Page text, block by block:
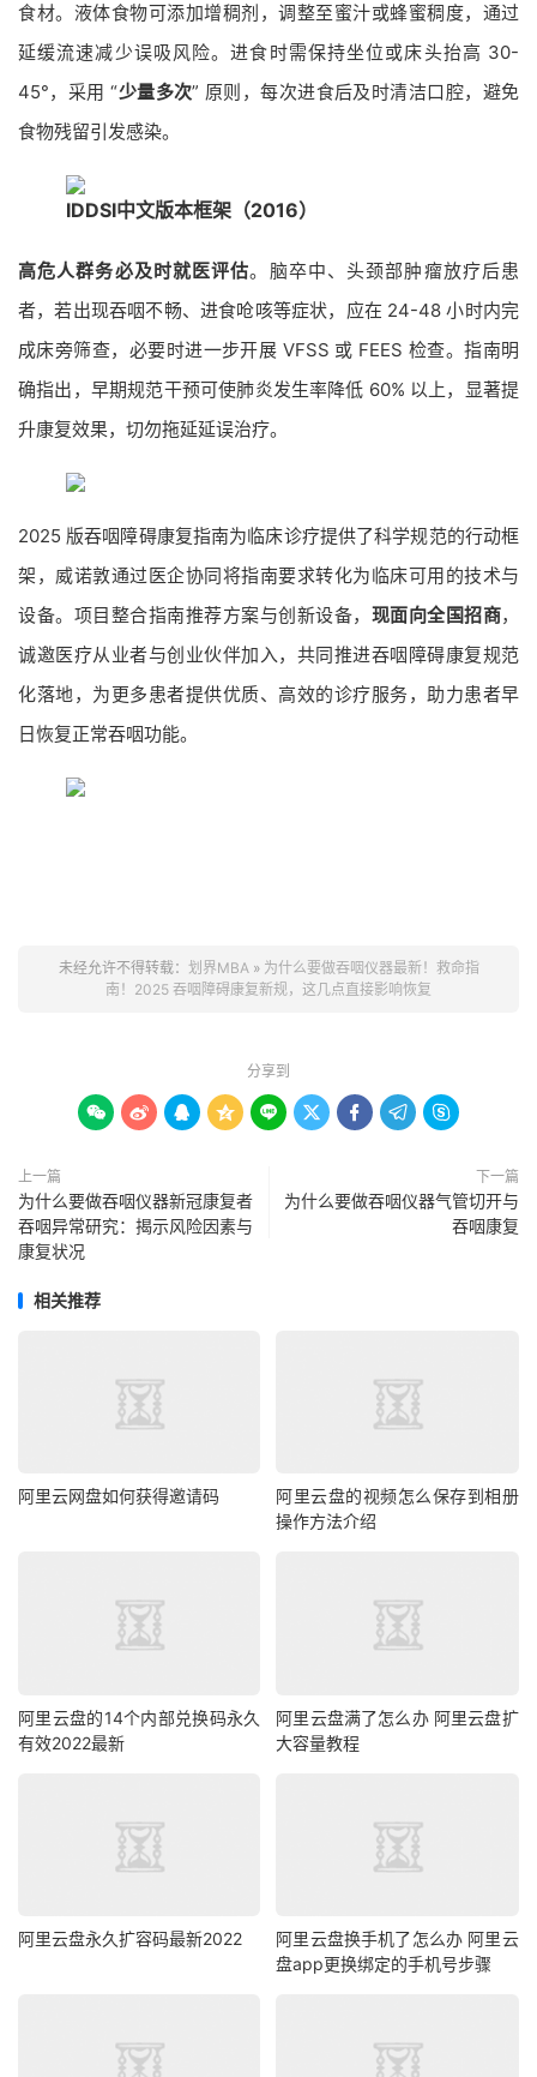
食材。液体食物可添加增稠剂，调整至蜜汁或蜂蜜稠度，通过
延缓流速减少误吸风险。进食时需保持坐位或床头抬高 30-
45°，采用 “少量多次” 原则，每次进食后及时清洁口腔，避免
食物残留引发感染。
IDDSI中文版本框架（2016）
高危人群务必及时就医评估。脑卒中、头颈部肿瘤放疗后患
者，若出现吞咽不畅、进食呛咳等症状，应在 24-48 小时内完
成床旁筛查，必要时进一步开展 VFSS 或 FEES 检查。指南明
确指出，早期规范干预可使肺炎发生率降低 60% 以上，显著提
升康复效果，切勿拖延延误治疗。
2025 版吞咽障碍康复指南为临床诊疗提供了科学规范的行动框
架，威诺敦通过医企协同将指南要求转化为临床可用的技术与
设备。项目整合指南推荐方案与创新设备， 现面向全国招商，
诚邀医疗从业者与创业伙伴加入，共同推进吞咽障碍康复规范
化落地，为更多患者提供优质、高效的诊疗服务，助力患者早
日恢复正常吞咽功能。
未经允许不得转载： 划界MBA» 为什么要做吞咽仪器最新！救命指
南！2025 吞咽障碍康复新规，这几点直接影响恢复
分享到
        
上一篇
为什么要做吞咽仪器新冠康复者
吞咽异常研究：揭示风险因素与
康复状况
下一篇
为什么要做吞咽仪器气管切开与
吞咽康复
相关推荐
阿里云网盘如何获得邀请码
阿里云盘的视频怎么保存到相册
操作方法介绍
阿里云盘的14个内部兑换码永久
有效2022最新
阿里云盘满了怎么办 阿里云盘扩
大容量教程
阿里云盘永久扩容码最新2022
阿里云盘换手机了怎么办 阿里云
盘app更换绑定的手机号步骤